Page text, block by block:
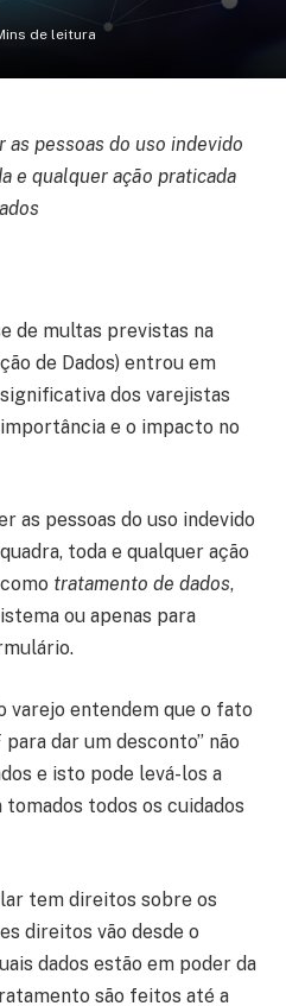
de leitura
as pessoas do uso indevido
e qualquer ação praticada
de multas previstas na
de Dados) entrou em
dos varejistas
e o impacto no
as pessoas do uso indevido
toda e qualquer ação
tratamento de dados,
ou apenas para
varejo entendem que o fato
dar um desconto” não
e isto pode levá-los a
todos os cuidados
tem direitos sobre os
direitos vão desde o
dados estão em poder da
são feitos até a